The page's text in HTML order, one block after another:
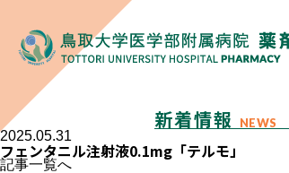
新着情報 NEWS
2025.05.31
フェンタニル注射液0.1mg「テルモ」
記事一覧へ